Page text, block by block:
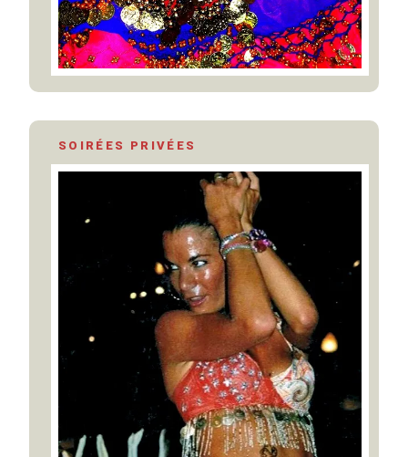
SOIRÉES PRIVÉES